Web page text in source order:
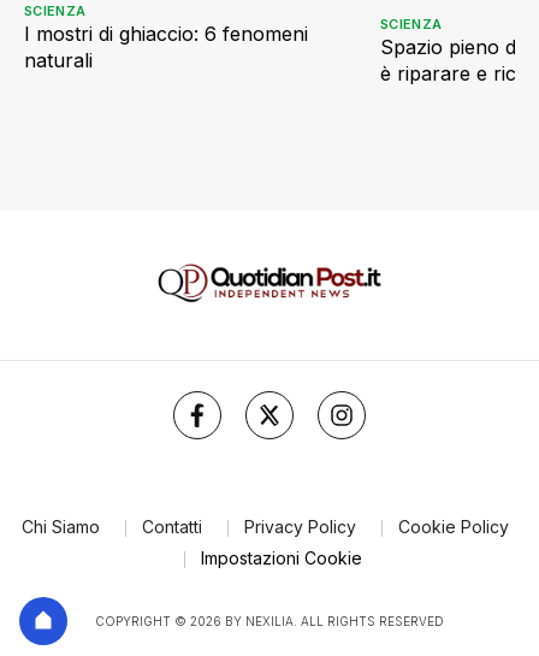
I mostri di ghiaccio: 6 fenomeni
naturali
SCIENZA
Spazio pieno di
è riparare e
SCIENZA
Chi Siamo Contatti Privacy Policy
Cookie Policy
Impostazioni Cookie
COPYRIGHT © 2026 BY NEXILIA. ALL RIGHTS RESERVED